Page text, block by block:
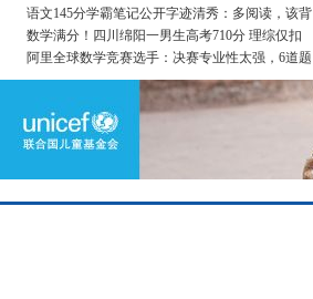
语文145分学霸笔记公开字迹清秀：多阅读，该背
数学满分！四川绵阳一男生高考710分 理综仅扣
阿里全球数学竞赛选手：决赛专业性太强，6道题